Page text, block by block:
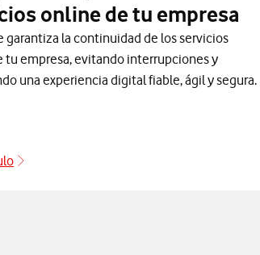
online de tu empresa
garantiza la continuidad de los servicios
tu empresa, evitando interrupciones y
una experiencia digital fiable, ágil y segura.